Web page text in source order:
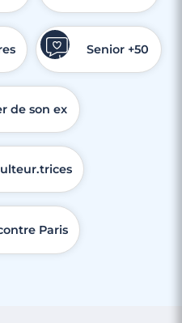
Senior +50
de son ex
Paris